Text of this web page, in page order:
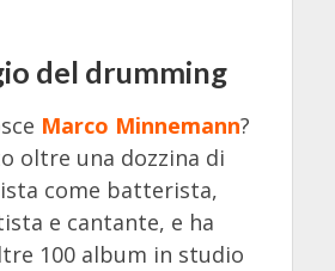
del drumming
Marco Minnemann?
oltre una dozzina di
come batterista,
e cantante, e ha
100 album in studio